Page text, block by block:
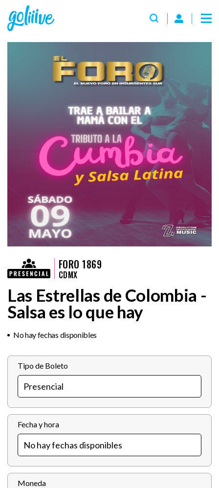
FORO 1869
CDMX
Las Estrellas de Colombia -
Salsa es lo que hay
No hay fechas disponibles
Tipo de Boleto
Fecha y hora
Moneda